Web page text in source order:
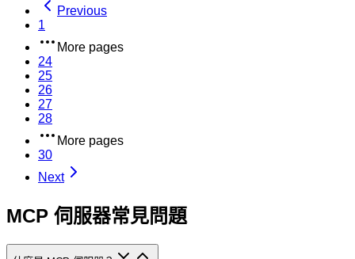
Previous
1
More pages
24
25
26
27
28
More pages
30
Next
MCP 伺服器常見問題